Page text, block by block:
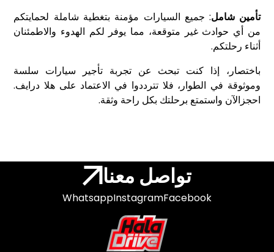
تأمين شامل: جميع السيارات مؤمنة بتغطية شاملة لحمايتكم
من أي حوادث غير متوقعة، مما يوفر لكم الهدوء والاطمئنان
أثناء رحلتكم.
باختصار، إذا كنت تبحث عن تجربة تأجير سيارات سلسة
وموثوقة في الطوار، فلا تترددوا في الاعتماد على هلا درايف.
احجزالآن واستمتع برحلتك بكل راحة وثقة.
تواصل معنا
Facebook
Instagram
Whatsapp